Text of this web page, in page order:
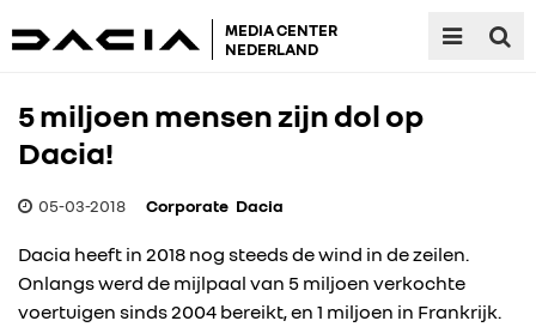
MEDIA CENTER
NEDERLAND
5 miljoen mensen zijn dol op
Dacia!
05-03-2018 Corporate Dacia
Dacia heeft in 2018 nog steeds de wind in de zeilen.
Onlangs werd de mijlpaal van 5 miljoen verkochte
voertuigen sinds 2004 bereikt, en 1 miljoen in Frankrijk.